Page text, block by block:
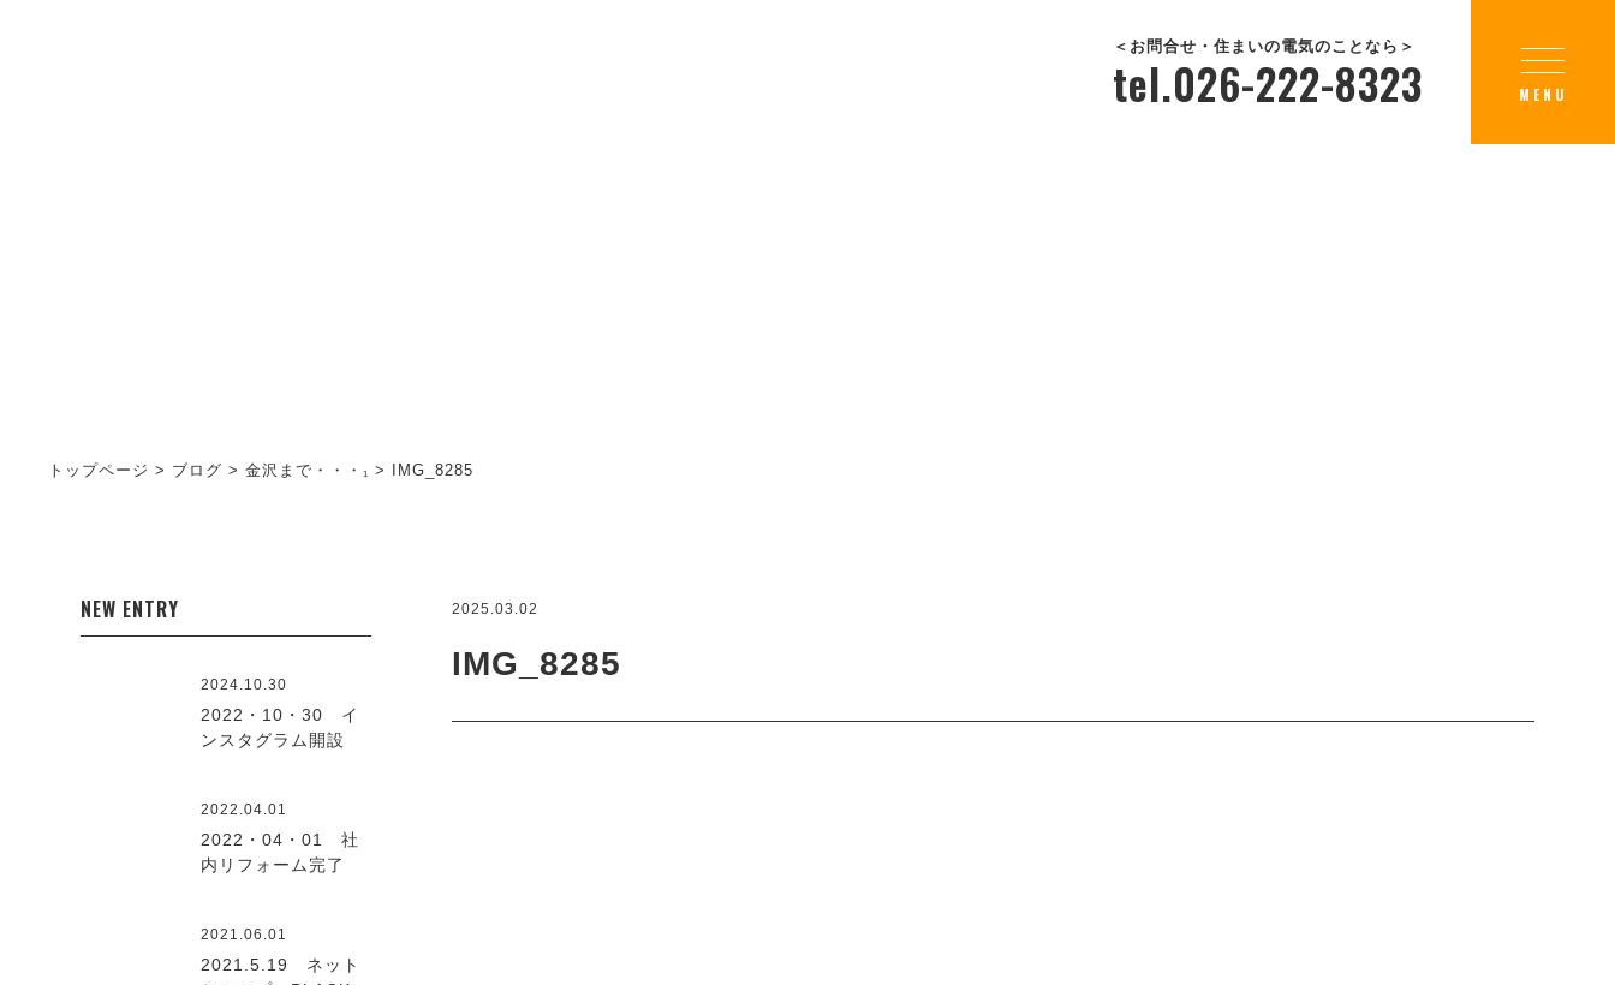
＜お問合せ・住まいの電気のことなら＞
tel.026-222-8323
トップページ > ブログ >金沢まで・・・₁ > IMG_8285
2025.03.02
IMG_8285
NEW ENTRY
2024.10.30
2022・10・30 イ
ンスタグラム開設
2022.04.01
2022・04・01 社
内リフォーム完了
2021.06.01
2021.5.19 ネット